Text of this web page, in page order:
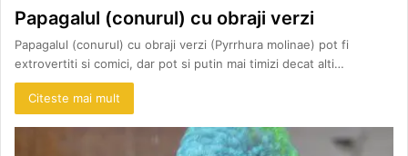
Papagalul (conurul) cu obraji verzi
Papagalul (conurul) cu obraji verzi (Pyrrhura molinae) pot fi
extrovertiti si comici, dar pot si putin mai timizi decat alti…
Citeste mai mult